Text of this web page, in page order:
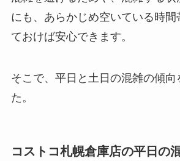
にも、あらかじめ空いている時間
ておけば安心できます。
そこで、平日と土日の混雑の傾向
た。
コストコ札幌倉庫店の平日の